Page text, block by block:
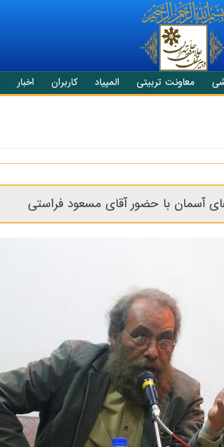
معاونت تربیتی المپیاد کاربران اخبار
آسمان با حضور آقای مسعود فراستی